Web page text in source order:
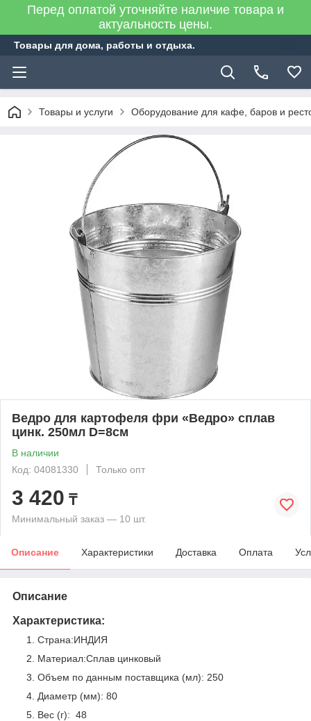
Перед оплатой уточняйте наличие товара и
актуальность цены.
Товары для дома, работы и отдыха.
Товары и услуги Оборудование для кафе, баров и
Ведро для картофеля фри «Ведро» сплав
цинк. 250мл D=8см
В наличии
Код: 04081330
Только опт
3 420 ₸
Минимальный заказ — 10 шт.
Описание Характеристики Доставка Оплата
Описание
Характеристика:
Страна:ИНДИЯ
Материал:Сплав цинковый
Объем по данным поставщика (мл): 250
Диаметр (мм): 80
Вес (г): 48